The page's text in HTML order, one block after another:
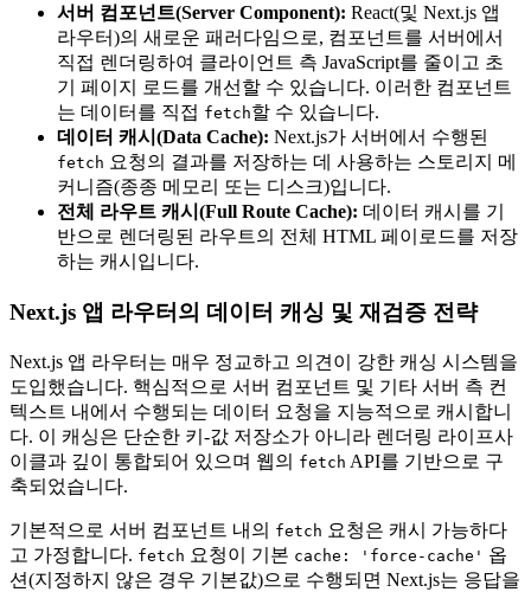
서버 컴포넌트(Server Component): React(및 Next.js 앱
라우터)의 새로운 패러다임으로, 컴포넌트를 서버에서
직접 렌더링하여 클라이언트 측 JavaScript를 줄이고 초
기 페이지 로드를 개선할 수 있습니다. 이러한 컴포넌트
는 데이터를 직접 fetch할 수 있습니다.
데이터 캐시(Data Cache): Next.js가 서버에서 수행된
fetch 요청의 결과를 저장하는 데 사용하는 스토리지 메
커니즘(종종 메모리 또는 디스크)입니다.
전체 라우트 캐시(Full Route Cache): 데이터 캐시를 기
반으로 렌더링된 라우트의 전체 HTML 페이로드를 저장
하는 캐시입니다.
Next.js 앱 라우터의 데이터 캐싱 및 재검증 전략
Next.js 앱 라우터는 매우 정교하고 의견이 강한 캐싱 시스템을
도입했습니다. 핵심적으로 서버 컴포넌트 및 기타 서버 측 컨
텍스트 내에서 수행되는 데이터 요청을 지능적으로 캐시합니
다. 이 캐싱은 단순한 키-값 저장소가 아니라 렌더링 라이프사
이클과 깊이 통합되어 있으며 웹의 fetch API를 기반으로 구
축되었습니다.
기본적으로 서버 컴포넌트 내의 fetch 요청은 캐시 가능하다
고 가정합니다. fetch 요청이 기본 cache: 'force-cache' 옵
션(지정하지 않은 경우 기본값)으로 수행되면 Next.js는 응답을